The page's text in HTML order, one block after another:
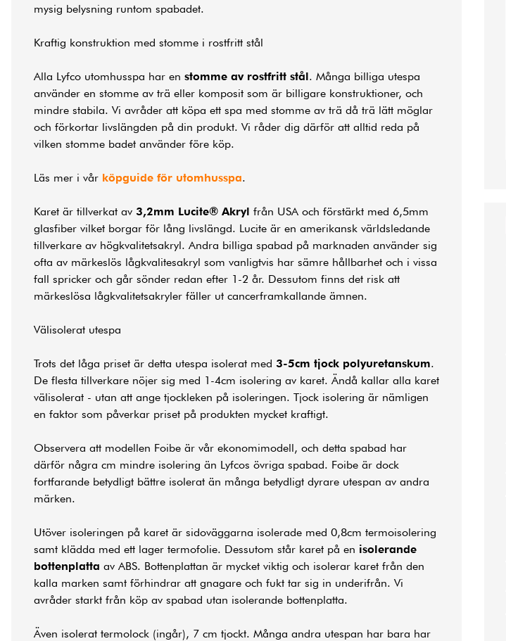
mysig belysning runtom spabadet.
Kraftig konstruktion med stomme i rostfritt stål
Alla Lyfco utomhusspa har en stomme av rostfritt stål. Många billiga utespa
använder en stomme av trä eller komposit som är billigare konstruktioner, och
mindre stabila. Vi avråder att köpa ett spa med stomme av trä då trä lätt möglar
och förkortar livslängden på din produkt. Vi råder dig därför att alltid reda på
vilken stomme badet använder före köp.
Läs mer i vår köpguide för utomhusspa.
Karet är tillverkat av 3,2mm Lucite® Akryl från USA och förstärkt med 6,5mm
glasfiber vilket borgar för lång livslängd. Lucite är en amerikansk världsledande
tillverkare av högkvalitetsakryl. Andra billiga spabad på marknaden använder sig
ofta av märkeslös lågkvalitesakryl som vanligtvis har sämre hållbarhet och i vissa
fall spricker och går sönder redan efter 1-2 år. Dessutom finns det risk att
märkeslösa lågkvalitetsakryler fäller ut cancerframkallande ämnen.
Välisolerat utespa
Trots det låga priset är detta utespa isolerat med 3-5cm tjock polyuretanskum.
De flesta tillverkare nöjer sig med 1-4cm isolering av karet. Ändå kallar alla karet
välisolerat - utan att ange tjockleken på isoleringen. Tjock isolering är nämligen
en faktor som påverkar priset på produkten mycket kraftigt.
Observera att modellen Foibe är vår ekonomimodell, och detta spabad har
därför några cm mindre isolering än Lyfcos övriga spabad. Foibe är dock
fortfarande betydligt bättre isolerat än många betydligt dyrare utespan av andra
märken.
Utöver isoleringen på karet är sidoväggarna isolerade med 0,8cm termoisolering
samt klädda med ett lager termofolie. Dessutom står karet på en isolerande
bottenplatta av ABS. Bottenplattan är mycket viktig och isolerar karet från den
kalla marken samt förhindrar att gnagare och fukt tar sig in underifrån. Vi
avråder starkt från köp av spabad utan isolerande bottenplatta.
Även isolerat termolock (ingår), 7 cm tjockt. Många andra utespan har bara har